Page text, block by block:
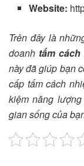
Website:
Trên đây là
doanh tấm
này đã giúp bạn
cấp tấm cách
kiệm năng
gian sống của